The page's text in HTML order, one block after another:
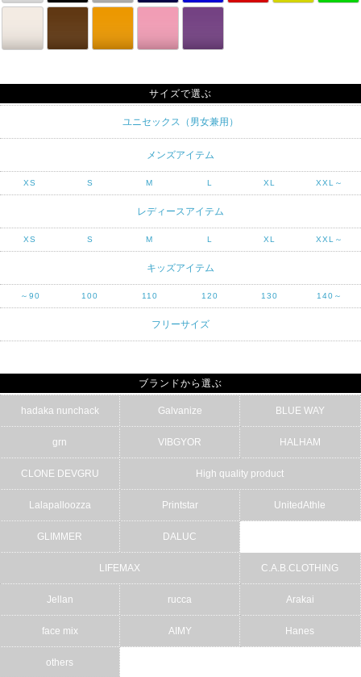
サイズで選ぶ
ユニセックス（男女兼用）
メンズアイテム
XS S M L XL XXL～
レディースアイテム
XS S M L XL XXL～
キッズアイテム
～90 100 110 120 130 140～
フリーサイズ
ブランドから選ぶ
hadaka nunchack Galvanize BLUE WAY
grn VIBGYOR HALHAM
CLONE DEVGRU High quality product
Lalapalloozza Printstar UnitedAthle
GLIMMER DALUC
LIFEMAX C.A.B.CLOTHING
Jellan rucca Arakai
face mix AIMY Hanes
others